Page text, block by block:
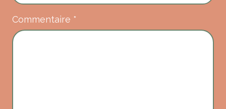
Commentaire *